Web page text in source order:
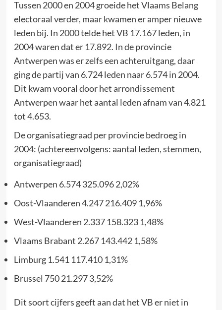
Tussen 2000 en 2004 groeide het Vlaams Belang
electoraal verder, maar kwamen er amper nieuwe
leden bij. In 2000 telde het VB 17.167 leden, in
2004 waren dat er 17.892. In de provincie
Antwerpen was er zelfs een achteruitgang, daar
ging de partij van 6.724 leden naar 6.574 in 2004.
Dit kwam vooral door het arrondissement
Antwerpen waar het aantal leden afnam van 4.821
tot 4.653.
De organisatiegraad per provincie bedroeg in
2004: (achtereenvolgens: aantal leden, stemmen,
organisatiegraad)
Antwerpen 6.574 325.096 2,02%
Oost-Vlaanderen 4.247 216.409 1,96%
West-Vlaanderen 2.337 158.323 1,48%
Vlaams Brabant 2.267 143.442 1,58%
Limburg 1.541 117.410 1,31%
Brussel 750 21.297 3,52%
Dit soort cijfers geeft aan dat het VB er niet in